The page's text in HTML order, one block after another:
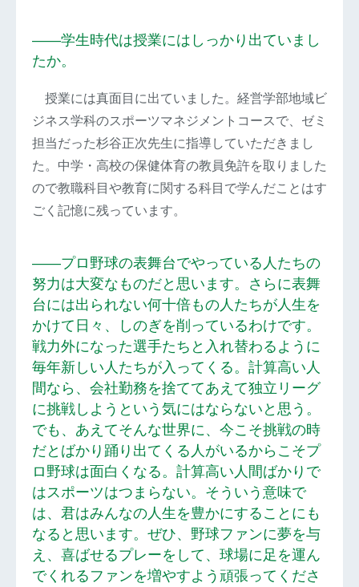
――学生時代は授業にはしっかり出ていまし
たか。
授業には真面目に出ていました。経営学部地域ビ
ジネス学科のスポーツマネジメントコースで、ゼミ
担当だった杉谷正次先生に指導していただきまし
た。中学・高校の保健体育の教員免許を取りました
ので教職科目や教育に関する科目で学んだことはす
ごく記憶に残っています。
――プロ野球の表舞台でやっている人たちの
努力は大変なものだと思います。さらに表舞
台には出られない何十倍もの人たちが人生を
かけて日々、しのぎを削っているわけです。
戦力外になった選手たちと入れ替わるように
毎年新しい人たちが入ってくる。計算高い人
間なら、会社勤務を捨ててあえて独立リーグ
に挑戦しようという気にはならないと思う。
でも、あえてそんな世界に、今こそ挑戦の時
だとばかり踊り出てくる人がいるからこそプ
ロ野球は面白くなる。計算高い人間ばかりで
はスポーツはつまらない。そういう意味で
は、君はみんなの人生を豊かにすることにも
なると思います。ぜひ、野球ファンに夢を与
え、喜ばせるプレーをして、球場に足を運ん
でくれるファンを増やすよう頑張ってくださ